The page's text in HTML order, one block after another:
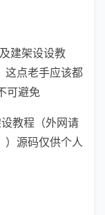
建架设设教
这点老手应该都
可避免
教程（外网请
）源码仅供个人